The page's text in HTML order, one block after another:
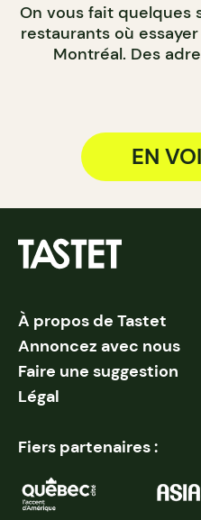
On vous fait quelques
restaurants où
Montréal. Des
EN
À propos de Tastet
Annoncez avec nous
Faire une suggestion
Légal
Fiers partenaires :